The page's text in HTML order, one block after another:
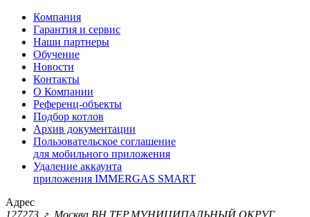
Компания
Гарантия и сервис
Наши партнеры
Обучение
Новости
Контакты
О Компании
Референц-объекты
Подбор котлов
Архив документации
Пользовательское соглашение
для мобильного приложения
Удаление аккаунта
приложения IMMERGAS SMART
Адрес
127273, г. Москва ВН.ТЕР.МУНИЦИПАЛЬНЫЙ ОКРУГ